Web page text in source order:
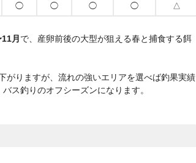
◯ ◯ ◯ ◯ △
月 で、産卵前後の大型が狙える春と捕食する餌
がりますが、流れの強いエリアを選べば釣果実績
ス釣りのオフシーズンになります。